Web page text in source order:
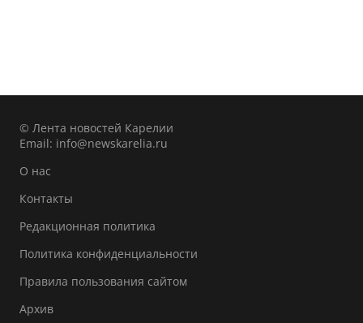
© Лента новостей Карелии
Email: info@newskarelia.ru
О нас
Контакты
Редакционная политика
Политика конфиденциальности
Правила пользования сайтом
Архив